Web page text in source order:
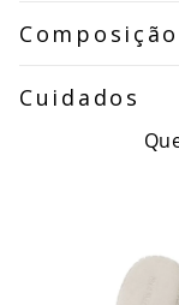
Composição
Cuidados